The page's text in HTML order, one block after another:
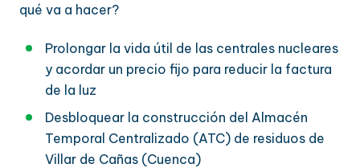
qué va a hacer?
Prolongar la vida útil de las centrales nucleares
y acordar un precio fijo para reducir la factura
de la luz
Desbloquear la construcción del Almacén
Temporal Centralizado (ATC) de residuos de
Villar de Cañas (Cuenca)